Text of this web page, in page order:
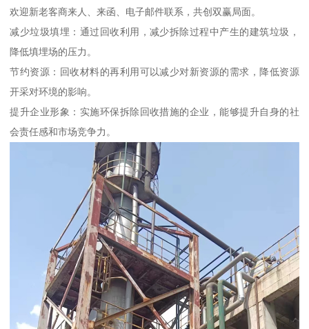
欢迎新老客商来人、来函、电子邮件联系，共创双赢局面。
减少垃圾填埋：通过回收利用，减少拆除过程中产生的建筑垃圾，
降低填埋场的压力。
节约资源：回收材料的再利用可以减少对新资源的需求，降低资源
开采对环境的影响。
提升企业形象：实施环保拆除回收措施的企业，能够提升自身的社
会责任感和市场竞争力。